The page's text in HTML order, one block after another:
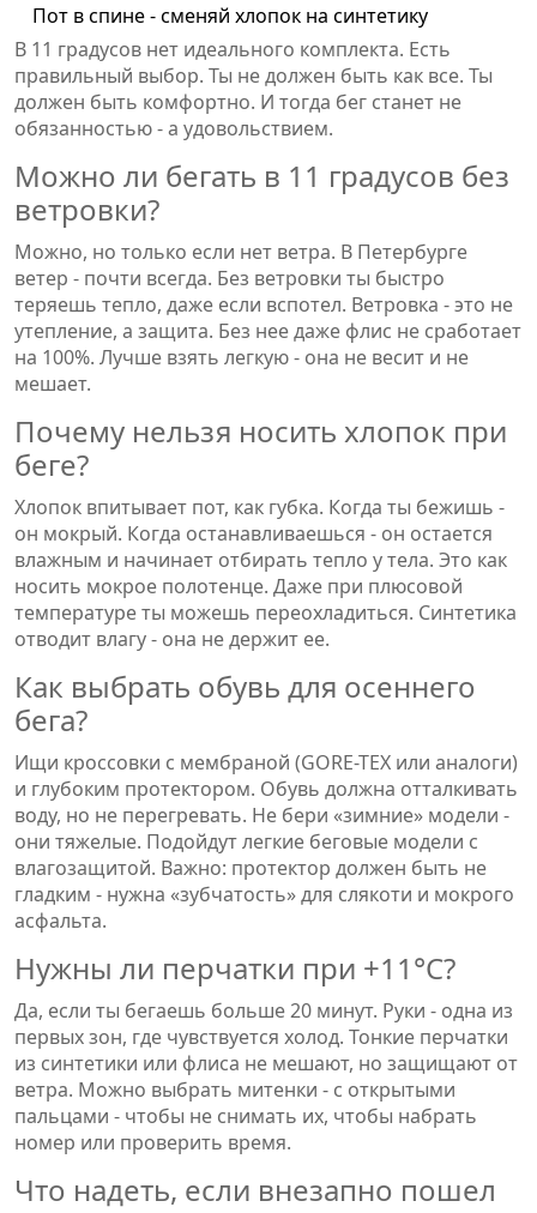
Пот в спине - сменяй хлопок на синтетику
В 11 градусов нет идеального комплекта. Есть
правильный выбор. Ты не должен быть как все. Ты
должен быть комфортно. И тогда бег станет не
обязанностью - а удовольствием.
Можно ли бегать в 11 градусов без
ветровки?
Можно, но только если нет ветра. В Петербурге
ветер - почти всегда. Без ветровки ты быстро
теряешь тепло, даже если вспотел. Ветровка - это не
утепление, а защита. Без нее даже флис не сработает
на 100%. Лучше взять легкую - она не весит и не
мешает.
Почему нельзя носить хлопок при
беге?
Хлопок впитывает пот, как губка. Когда ты бежишь -
он мокрый. Когда останавливаешься - он остается
влажным и начинает отбирать тепло у тела. Это как
носить мокрое полотенце. Даже при плюсовой
температуре ты можешь переохладиться. Синтетика
отводит влагу - она не держит ее.
Как выбрать обувь для осеннего
бега?
Ищи кроссовки с мембраной (GORE-TEX или аналоги)
и глубоким протектором. Обувь должна отталкивать
воду, но не перегревать. Не бери «зимние» модели -
они тяжелые. Подойдут легкие беговые модели с
влагозащитой. Важно: протектор должен быть не
гладким - нужна «зубчатость» для слякоти и мокрого
асфальта.
Нужны ли перчатки при +11°C?
Да, если ты бегаешь больше 20 минут. Руки - одна из
первых зон, где чувствуется холод. Тонкие перчатки
из синтетики или флиса не мешают, но защищают от
ветра. Можно выбрать митенки - с открытыми
пальцами - чтобы не снимать их, чтобы набрать
номер или проверить время.
Что надеть, если внезапно пошел